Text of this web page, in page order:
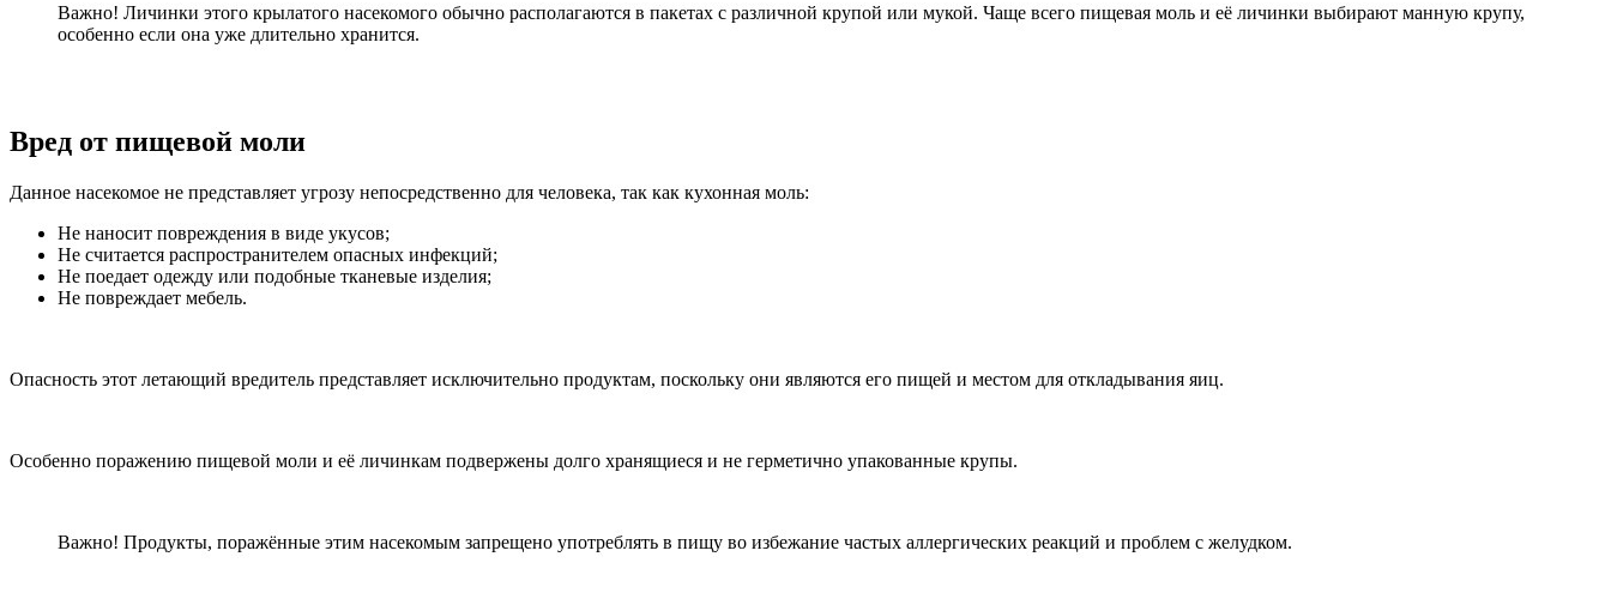
Важно! Личинки этого крылатого насекомого обычно располагаются в пакетах с различной крупой или мукой. Чаще всего пищевая моль и её личинки выбирают манную крупу,
особенно если она уже длительно хранится.
Вред от пищевой моли
Данное насекомое не представляет угрозу непосредственно для человека, так как кухонная моль:
Не наносит повреждения в виде укусов;
Не считается распространителем опасных инфекций;
Не поедает одежду или подобные тканевые изделия;
Не повреждает мебель.
Опасность этот летающий вредитель представляет исключительно продуктам, поскольку они являются его пищей и местом для откладывания яиц.
Особенно поражению пищевой моли и её личинкам подвержены долго хранящиеся и не герметично упакованные крупы.
Важно! Продукты, поражённые этим насекомым запрещено употреблять в пищу во избежание частых аллергических реакций и проблем с желудком.